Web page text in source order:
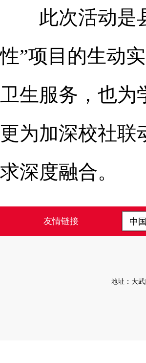
此次活动是
性”项目的生动
卫生服务，也为
更为加深校社联
求深度融合。
友情链接 中
地址：大